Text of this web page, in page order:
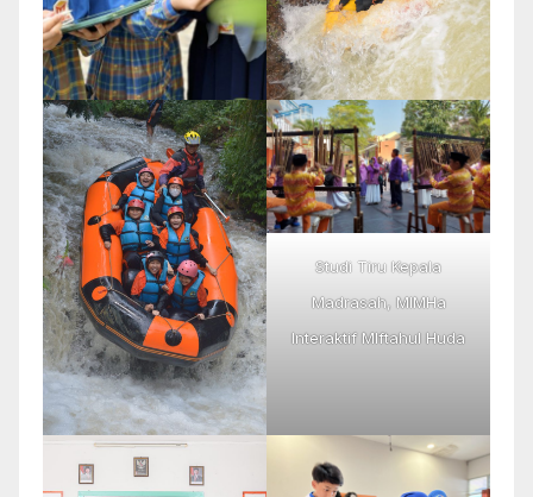
Studi Tiru Kepala
Madrasah, MIMHa
Interaktif MIftahul Huda